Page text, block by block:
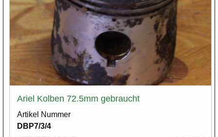
Ariel Kolben 72.5mm gebraucht
Artikel Nummer
DBP7/3/4